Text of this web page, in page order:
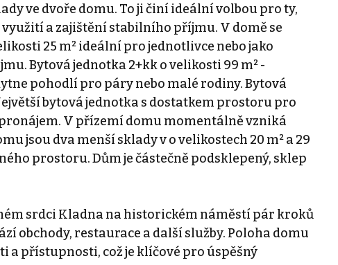
ve dvoře domu. To ji činí ideální volbou pro ty,
a zajištění stabilního příjmu. V domě se
25 m² ideální pro jednotlivce nebo jako
Bytová jednotka 2+kk o velikosti 99 m² -
pohodlí pro páry nebo malé rodiny. Bytová
bytová jednotka s dostatkem prostoru pro
V přízemí domu momentálně vzniká
jsou dva menší sklady v o velikostech 20 m² a 29
prostoru. Dům je částečně podsklepený, sklep
srdci Kladna na historickém náměstí pár kroků
obchody, restaurace a další služby. Poloha domu
a přístupnosti, což je klíčové pro úspěšný